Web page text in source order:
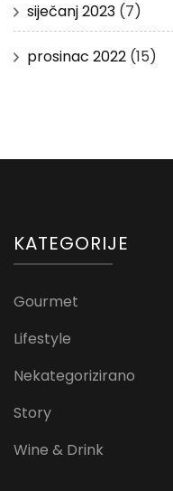
siječanj 2023 (7)
prosinac 2022 (15)
KATEGORIJE
Gourmet
Lifestyle
Nekategorizirano
Story
Wine & Drink